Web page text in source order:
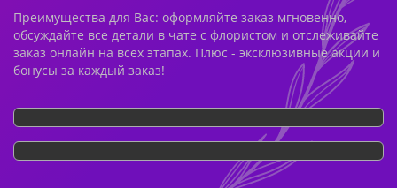
Преимущества для Вас: оформляйте заказ мгновенно,
обсуждайте все детали в чате с флористом и отслеживайте
заказ онлайн на всех этапах. Плюс - эксклюзивные акции и
бонусы за каждый заказ!